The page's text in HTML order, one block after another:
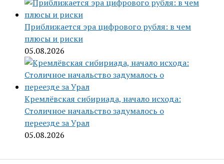
Приближается эра цифрового рубля: в чем
плюсы и риски
05.08.2026
Кремлёвская сибириада, начало исхода:
Столичное начальство задумалось о
переезде за Урал
05.08.2026